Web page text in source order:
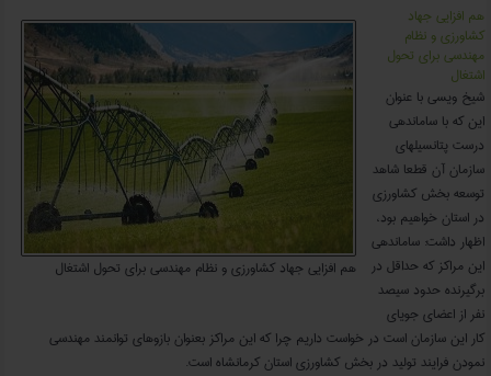
هم افزایی جهاد کشاورزی و نظام مهندسی برای تحول اشتغال
هم افزایی جهاد
کشاورزی و نظام
مهندسی برای تحول
اشتغال
شیخ ویسی با عنوان
این که با ساماندهی
درست پتانسیلهای
سازمان آن قطعا شاهد
توسعه بخش کشاورزی
در استان خواهیم بود،
اظهار داشت: ساماندهی
این مراکز که حداقل در
برگیرنده حدود سیصد
نفر از اعضای جویای
کار این سازمان است در خواست داریم چرا که این مراکز بعنوان بازو‌های توانمند مهندسی
نمودن فرایند تولید در بخش کشاورزی استان کرمانشاه است.